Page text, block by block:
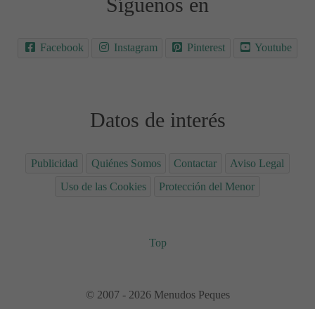
Facebook Instagram Pinterest Youtube
Datos de interés
Publicidad Quiénes Somos Contactar
Aviso Legal
Uso de las Cookies
Protección del Menor
Top
© 2007 - 2026 Menudos Peques